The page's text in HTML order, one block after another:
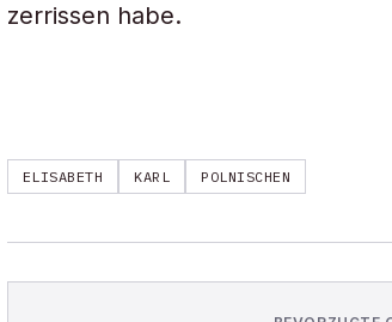
zerrissen habe.
ELISABETH KARL POLNISCHEN